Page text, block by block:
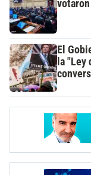
El
la